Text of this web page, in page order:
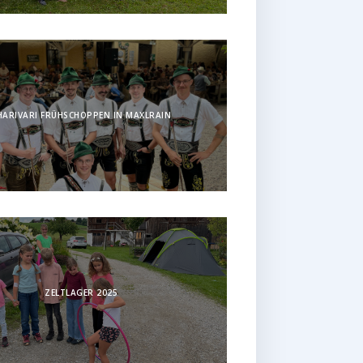
FRÜHSCHOPPEN IN MAXLRAIN
ZELTLAGER 2025